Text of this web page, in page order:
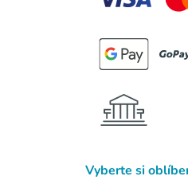
Vyberte si